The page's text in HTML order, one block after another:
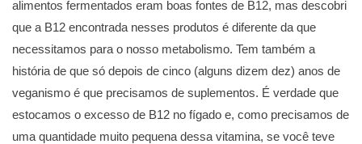
alimentos fermentados eram boas fontes de B12, mas descobri
que a B12 encontrada nesses produtos é diferente da que
necessitamos para o nosso metabolismo. Tem também a
história de que só depois de cinco (alguns dizem dez) anos de
veganismo é que precisamos de suplementos. É verdade que
estocamos o excesso de B12 no fígado e, como precisamos de
uma quantidade muito pequena dessa vitamina, se você teve